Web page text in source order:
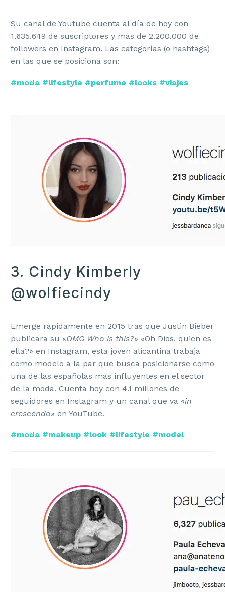
Su canal de Youtube cuenta al día de hoy con
1.635.649 de suscriptores y más de 2.200.000 de
followers en Instagram. Las categorías (o hashtags)
en las que se posiciona son:
#moda #lifestyle #perfume #looks #viajes
3. Cindy Kimberly
@wolfiecindy
Emerge rápidamente en 2015 tras que Justin Bieber
publicara su «OMG Who is this?» «Oh Dios, quien es
ella?» en Instagram, esta joven alicantina trabaja
como modelo a la par que busca posicionarse como
una de las españolas más influyentes en el sector
de la moda. Cuenta hoy con 4.1 millones de
seguidores en Instagram y un canal que va «in
crescendo» en YouTube.
#moda #makeup #look #lifestyle #model